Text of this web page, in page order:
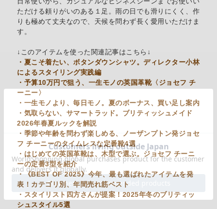
ただける頼りがいのある１足。雨の日でも滑りにくく、作
りも極めて丈夫なので、天候を問わず長く愛用いただけま
す。
↓このアイテムを使った関連記事はこちら↓
・夏こそ着たい、ボタンダウンシャツ。ディレクター小林
によるスタイリング実践編
・予算10万円で狙う、一生モノの英国革靴〈ジョセフ チ
ーニー〉
・一生モノより、毎日モノ。夏のボーナス、買い足し案内
・気取らない、サマートラッド。ブリティッシュメイド
2026年春夏ルックを解説
・季節や年齢を問わず楽しめる、ノーザンプトン発ジョセ
フ チーニーのタイムレスな定番靴4選
・はじめての英国革靴は、木型で選ぶ。ジョセフ チーニ
ーの定番3型を紹介
・《BEST OF 2025》今年、最も選ばれたアイテムを発
表！カテゴリ別、年間売れ筋ベスト
・スタイリスト四方さんが提案！2025年冬のブリティッ
シュスタイル5選